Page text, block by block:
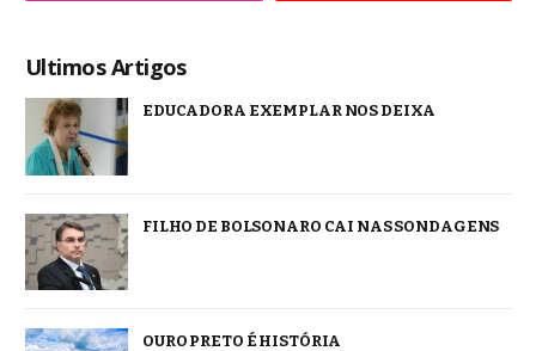
Ultimos Artigos
EDUCADORA EXEMPLAR NOS DEIXA
FILHO DE BOLSONARO CAI NAS SONDAGENS
OURO PRETO É HISTÓRIA